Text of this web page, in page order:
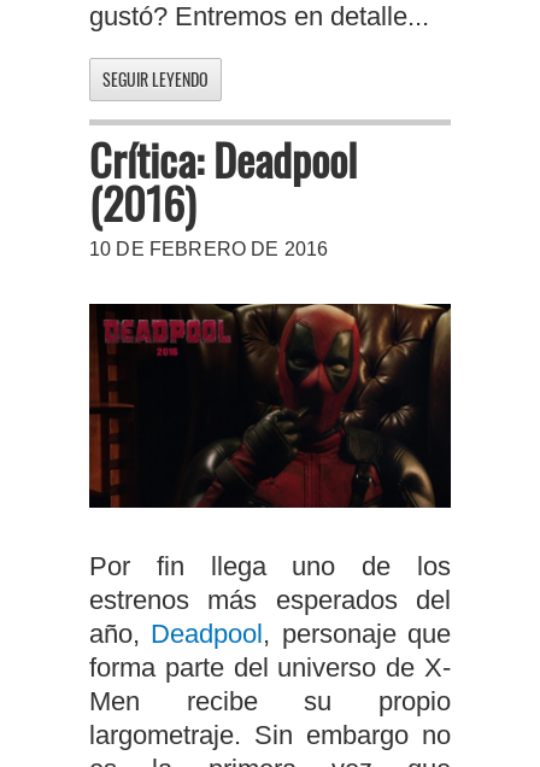
gustó? Entremos en detalle...
SEGUIR LEYENDO
Crítica: Deadpool
(2016)
10 DE FEBRERO DE 2016
Por fin llega uno de los
estrenos más esperados del
año, Deadpool, personaje que
forma parte del universo de X-
Men recibe su propio
largometraje. Sin embargo no